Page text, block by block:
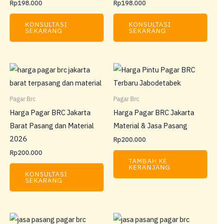
Rp198.000
KONSULTASI
SEKARANG
Rp198.000
KONSULTASI
SEKARANG
Pagar Brc
Harga Pagar BRC Jakarta
Barat Pasang dan Material
2026
Rp200.000
KONSULTASI
SEKARANG
Pagar Brc
Harga Pagar BRC Jakarta
Material & Jasa Pasang
Rp200.000
TAMBAH KE
KERANJANG